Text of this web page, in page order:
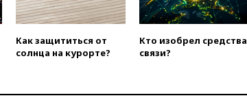
вчера, 19:19Россиянка
погибла во Французских
Альпах
вчера, 19:00 Открытое
Как защититься от
солнца на курорте?
Кто изобрел средства
связи?